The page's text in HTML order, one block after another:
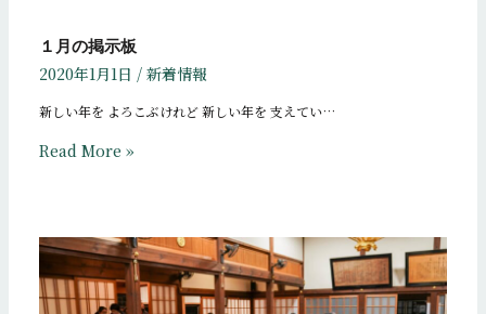
１月の掲示板
2020年1月1日 / 新着情報
新しい年を よろこぶけれど 新しい年を 支えてい…
Read More »